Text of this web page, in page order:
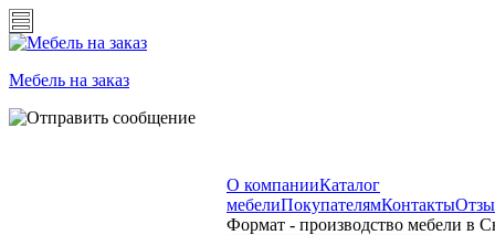
Мебель на заказ
О компанииКаталог
мебелиПокупателямКонтакты
Формат - производство мебели в